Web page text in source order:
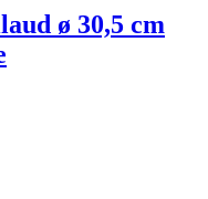
ø 30,5 cm